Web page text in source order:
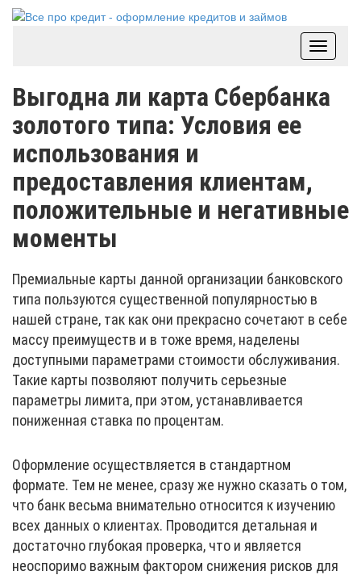
Toggle
Выгодна ли карта Сбербанка
золотого типа: Условия ее
использования и
предоставления клиентам,
положительные и негативные
моменты
Премиальные карты данной организации банковского
типа пользуются существенной популярностью в
нашей стране, так как они прекрасно сочетают в себе
массу преимуществ и в тоже время, наделены
доступными параметрами стоимости обслуживания.
Такие карты позволяют получить серьезные
параметры лимита, при этом, устанавливается
пониженная ставка по процентам.
Оформление осуществляется в стандартном
формате. Тем не менее, сразу же нужно сказать о том,
что банк весьма внимательно относится к изучению
всех данных о клиентах. Проводится детальная и
достаточно глубокая проверка, что и является
неоспоримо важным фактором снижения рисков для